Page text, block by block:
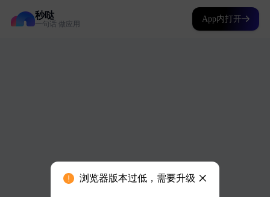
秒哒
一句话 做应用
App内打开
浏览器版本过低，需要升级